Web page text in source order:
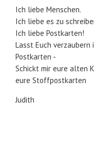
Ich liebe Menschen.
Ich liebe es zu
Ich liebe Postkarten!
Lasst Euch
Postkarten -
Schickt mir eure alten
eure Stoffpostkarten
Judith